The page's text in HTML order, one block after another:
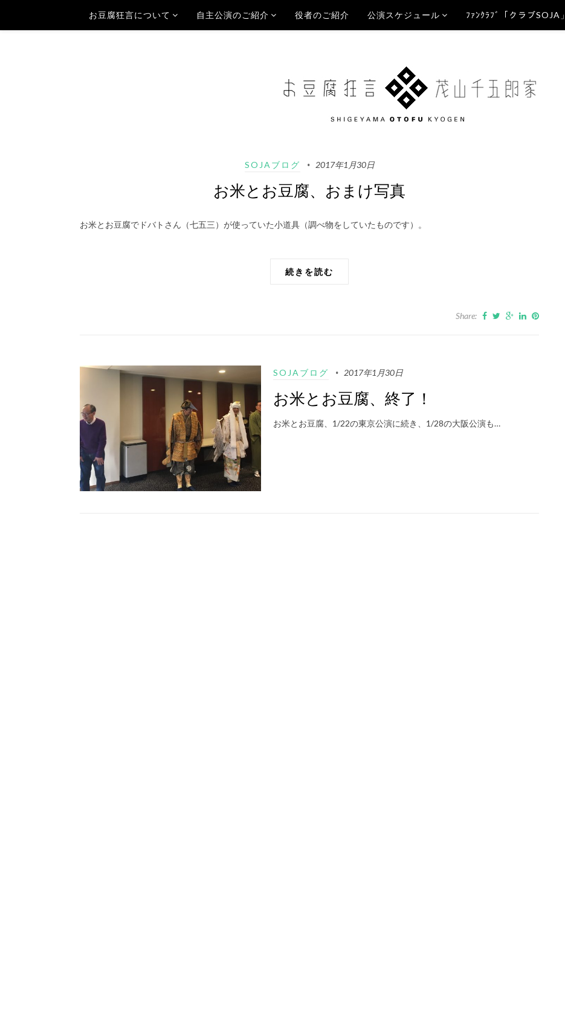
お豆腐狂言について 自主公演のご紹介 役者のご紹介 公演スケジュール ﾌｧﾝｸﾗﾌﾞ「クラブSOJA」
SOJAブログ 2017年1月30日
お米とお豆腐、おまけ写真
お米とお豆腐でドバトさん（七五三）が使っていた小道具（調べ物をしていたものです）。
続きを読む
Share:
SOJAブログ 2017年1月30日
お米とお豆腐、終了！
お米とお豆腐、1/22の東京公演に続き、1/28の大阪公演も…